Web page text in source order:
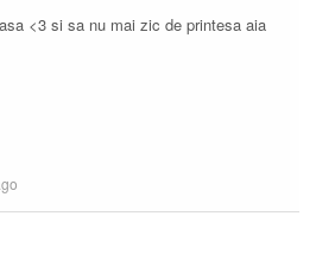
<3 si sa nu mai zic de printesa aia